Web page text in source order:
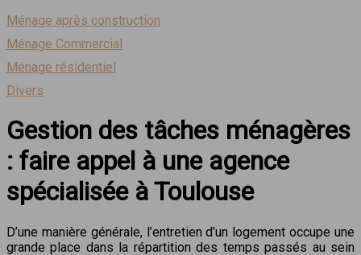
Ménage après construction
Ménage Commercial
Ménage résidentiel
Divers
Gestion des tâches ménagères
: faire appel à une agence
spécialisée à Toulouse
D’une manière générale, l’entretien d’un logement occupe une
grande place dans la répartition des temps passés au sein